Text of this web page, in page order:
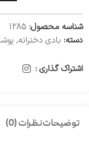
شناسه محصول: 1285
دسته: بادی دخترانه,
اشتراک گذاری :
توضیحاتنظرات (0)